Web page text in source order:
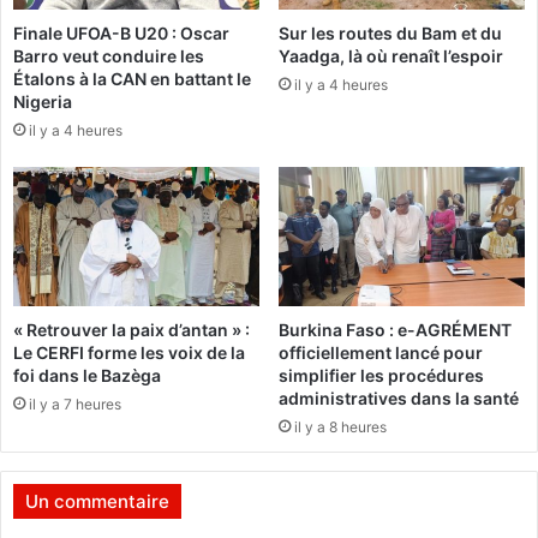
t
r
e
d
e
s
i
n
a
n
c
e
s
e
t
l
x
e
d
e
s
f
i
a
n
c
e
s
B
o
u
b
o
i
s
Finale UFOA-B U20 : Oscar
Barro veut conduire les
Étalons à la CAN en battant le
Nigeria
il y a 4 heures
Sur les routes du Bam et du
Yaadga, là où renaît l’espoir
il y a 4 heures
« Retrouver la paix d’antan » :
Le CERFI forme les voix de la
foi dans le Bazèga
il y a 7 heures
Burkina Faso : e-AGRÉMENT
officiellement lancé pour
simplifier les procédures
administratives dans la santé
il y a 8 heures
Un commentaire